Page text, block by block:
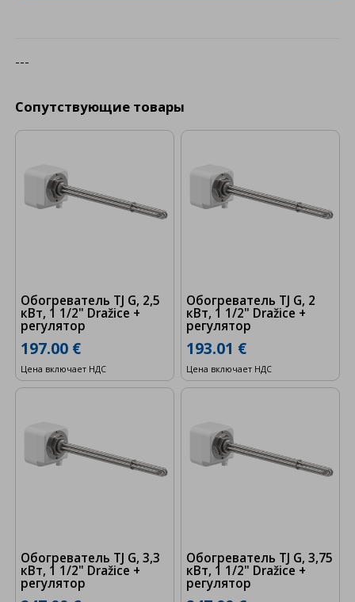
---
Сопутствующие товары
Обогреватель TJ G, 2,5
кВт, 1 1/2" Dražice +
регулятор
197.00 €
Цена включает НДС
Обогреватель TJ G, 2
кВт, 1 1/2" Dražice +
регулятор
193.01 €
Цена включает НДС
Обогреватель TJ G, 3,3
кВт, 1 1/2" Dražice +
регулятор
Обогреватель TJ G, 3,75
кВт, 1 1/2" Dražice +
регулятор